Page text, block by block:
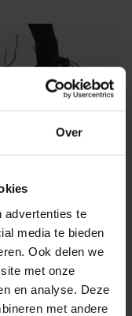
Over
advertenties te
media te bieden
Ook delen we
met onze
en analyse. Deze
met andere